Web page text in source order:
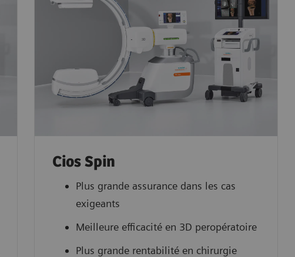
Cios Spin
Plus grande assurance dans les cas
exigeants
Meilleure efficacité en 3D peropératoire
Plus grande rentabilité en chirurgie